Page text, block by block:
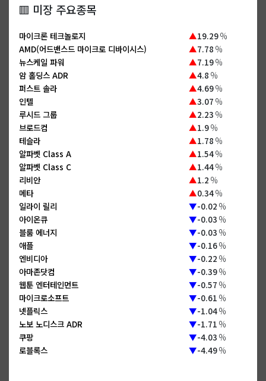
🟥 미장 주요종목
마이크론 테크놀로지 ▲19.29%
AMD(어드밴스드 마이크로 디바이시스)
▲7.78 %
뉴스케일 파워
▲7.19%
암 홀딩스 ADR
▲4.8 %
퍼스트 솔라
▲4.69%
인텔
▲3.07 %
루시드 그룹
▲2.23 %
브로드컴
▲1.9%
테슬라
▲1.78 %
알파벳 Class A
▲1.54%
알파벳 Class C
▲1.44%
리비안
▲1.2 %
메타
▲0.34%
일라이 릴리
▼-0.02 %
아이온큐
▼-0.03 %
블룸 에너지
▼-0.03 %
애플
▼-0.16%
엔비디아
▼-0.22 %
아마존닷컴
▼-0.39%
웹툰 엔터테인먼트
▼-0.57 %
마이크로소프트
▼-0.61 %
넷플릭스
▼-1.04%
노보 노디스크 ADR
▼-1.71 %
쿠팡
▼-4.03 %
로블록스
▼-4.49%